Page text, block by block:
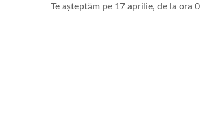
Te așteptăm pe 17 aprilie, de la ora